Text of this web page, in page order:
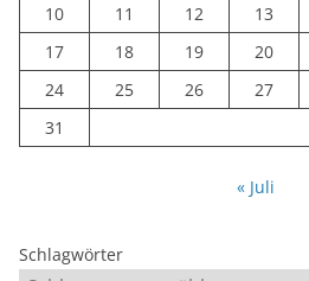
10
11 12 13
17
18 19 20
24
25 26 27
31
« Juli
Schlagwörter